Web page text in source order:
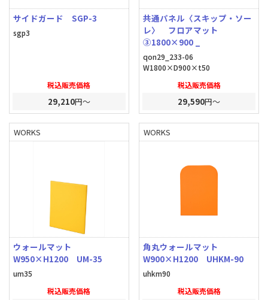
サイドガード SGP-3
sgp3
税込販売価格
29,210円～
共通パネル〈スキップ・ソー
レ〉 フロアマット
③1800×900 _
qon29_233-06
W1800×D900×t50
税込販売価格
29,590円～
WORKS
ウォールマット
W950×H1200 UM-35
um35
税込販売価格
WORKS
角丸ウォールマット
W900×H1200 UHKM-90
uhkm90
税込販売価格